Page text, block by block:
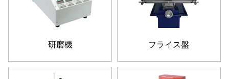
研磨機 フライス盤